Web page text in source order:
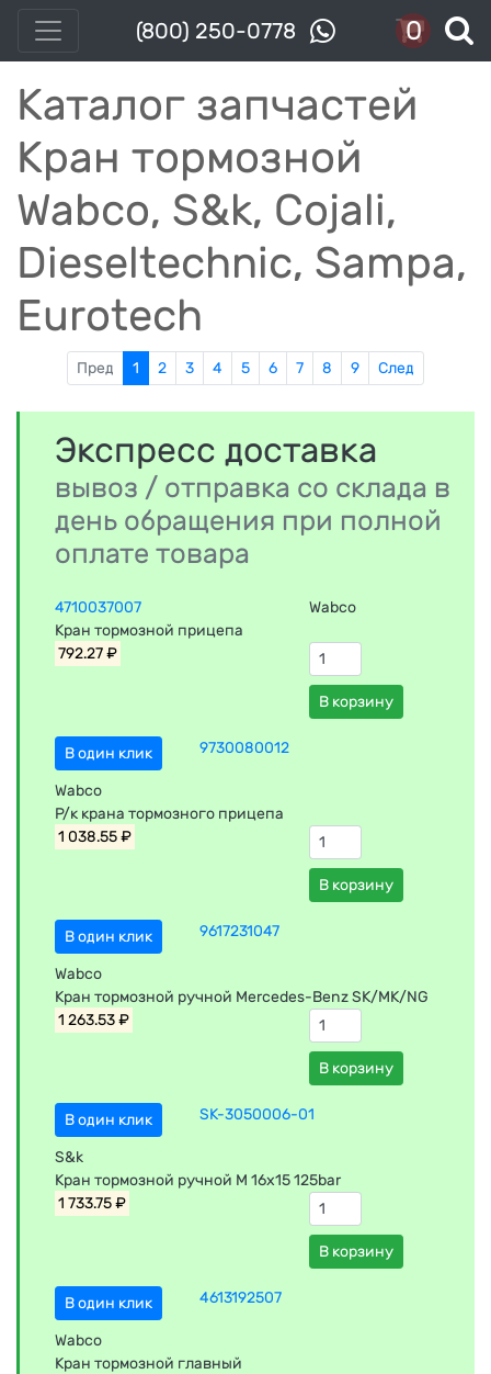
(800) 250-0778 0
Каталог запчастей
Кран тормозной
Wabco, S&k, Cojali,
Dieseltechnic, Sampa,
Eurotech
Пред 1 2 3 4 5 6 7 8 9 След
Экспресс доставка
вывоз / отправка со склада в
день обращения при полной
оплате товара
4710037007
Wabco
Кран тормозной прицепа
792.27 ₽
В корзину
В один клик 9730080012
Wabco
Р/к крана тормозного прицепа
1 038.55 ₽
В корзину
В один клик 9617231047
Wabco
Кран тормозной ручной Mercedes-Benz SK/MK/NG
1 263.53 ₽
В корзину
В один клик SK-3050006-01
S&k
Кран тормозной ручной M 16x15 125bar
1 733.75 ₽
В корзину
В один клик 4613192507
Wabco
Кран тормозной главный